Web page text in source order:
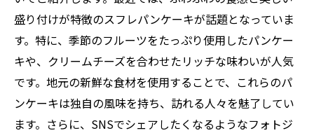
盛り付けが特徴のスフレパンケーキが話題となっていま
す。特に、季節のフルーツをたっぷり使用したパンケー
キや、クリームチーズを合わせたリッチな味わいが人気
です。地元の新鮮な食材を使用することで、これらのパ
ンケーキは独自の風味を持ち、訪れる人々を魅了してい
ます。さらに、SNSでシェアしたくなるようなフォトジ